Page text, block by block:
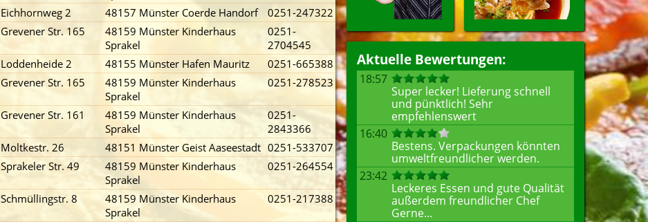
Aktuelle Bewertungen:
18:57
Super lecker! Lieferung schnell
und pünktlich! Sehr
empfehlenswert
16:40
Bestens. Verpackungen könnten
umweltfreundlicher werden.
23:42
Leckeres Essen und gute Qualität
außerdem freundlicher Chef
Gerne...
Eichhornweg 2 48157 Münster Coerde Handorf
0251-247322
Grevener Str. 165
48159 Münster Kinderhaus
Sprakel
0251-
2704545
Loddenheide 2 48155 Münster Hafen Mauritz
0251-665388
Grevener Str. 165
48159 Münster Kinderhaus
Sprakel
0251-278523
Grevener Str. 161
48159 Münster Kinderhaus
Sprakel
0251-
2843366
Moltkestr. 26 48151 Münster Geist Aaseestadt 0251-533707
Sprakeler Str. 49
48159 Münster Kinderhaus
Sprakel
0251-264554
Schmüllingstr. 8
48159 Münster Kinderhaus
Sprakel
0251-217388